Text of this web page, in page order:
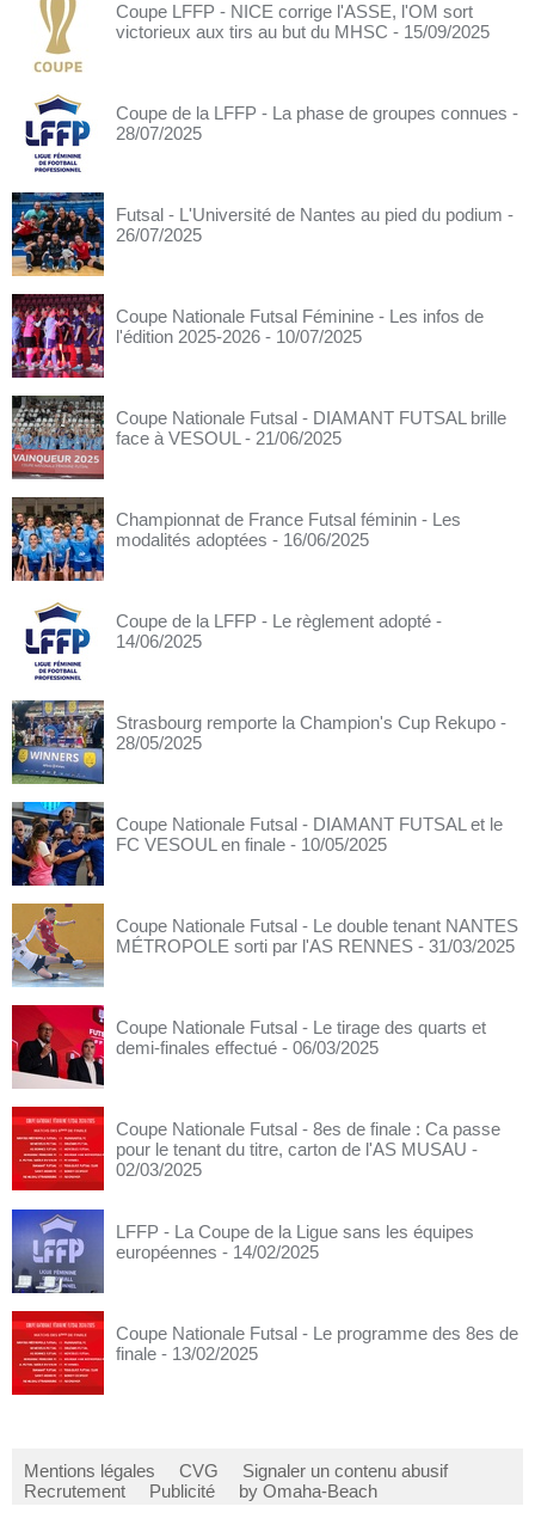
Coupe LFFP - NICE corrige l'ASSE, l'OM sort
victorieux aux tirs au but du MHSC - 15/09/2025
Coupe de la LFFP - La phase de groupes connues -
28/07/2025
Futsal - L'Université de Nantes au pied du podium -
26/07/2025
Coupe Nationale Futsal Féminine - Les infos de
l'édition 2025-2026 - 10/07/2025
Coupe Nationale Futsal - DIAMANT FUTSAL brille
face à VESOUL - 21/06/2025
Championnat de France Futsal féminin - Les
modalités adoptées - 16/06/2025
Coupe de la LFFP - Le règlement adopté -
14/06/2025
Strasbourg remporte la Champion's Cup Rekupo -
28/05/2025
Coupe Nationale Futsal - DIAMANT FUTSAL et le
FC VESOUL en finale - 10/05/2025
Coupe Nationale Futsal - Le double tenant NANTES
MÉTROPOLE sorti par l'AS RENNES - 31/03/2025
Coupe Nationale Futsal - Le tirage des quarts et
demi-finales effectué - 06/03/2025
Coupe Nationale Futsal - 8es de finale : Ca passe
pour le tenant du titre, carton de l'AS MUSAU -
02/03/2025
LFFP - La Coupe de la Ligue sans les équipes
européennes - 14/02/2025
Coupe Nationale Futsal - Le programme des 8es de
finale - 13/02/2025
Mentions légales CVG
Signaler un contenu abusif
Recrutement
Publicité by Omaha-Beach